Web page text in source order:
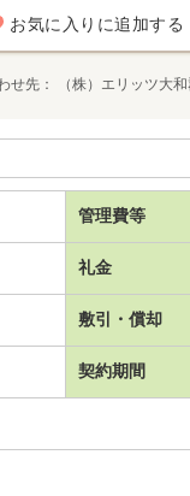
お気に入りに追加する
せ先 （株）エリッツ大
管理費等
礼金
敷引・償却
契約期間